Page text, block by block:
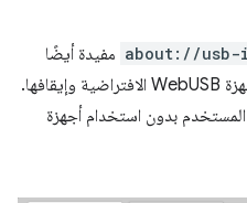
about://usb- مفيدة أيضًا
وتسمح لك بمحاكاة عملية توصيل أجهزة WebUSB الافتراضية وإيقافها.
المستخدم بدون استخدام أجهزة